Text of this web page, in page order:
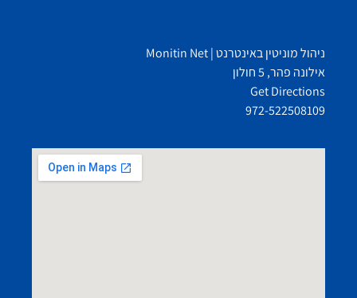
ניהול מוניטין באינטרנט | Monitin Net
אילונה פהר, 5 חולון
Get Directions
972-522508109